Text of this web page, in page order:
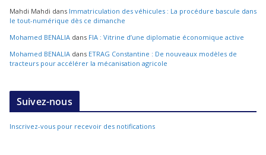
Mahdi Mahdi dans Immatriculation des véhicules : La procédure bascule dans
le tout-numérique dès ce dimanche
Mohamed BENALIA dans FIA : Vitrine d’une diplomatie économique active
Mohamed BENALIA dans ETRAG Constantine : De nouveaux modèles de
tracteurs pour accélérer la mécanisation agricole
Suivez-nous
Inscrivez-vous pour recevoir des notifications